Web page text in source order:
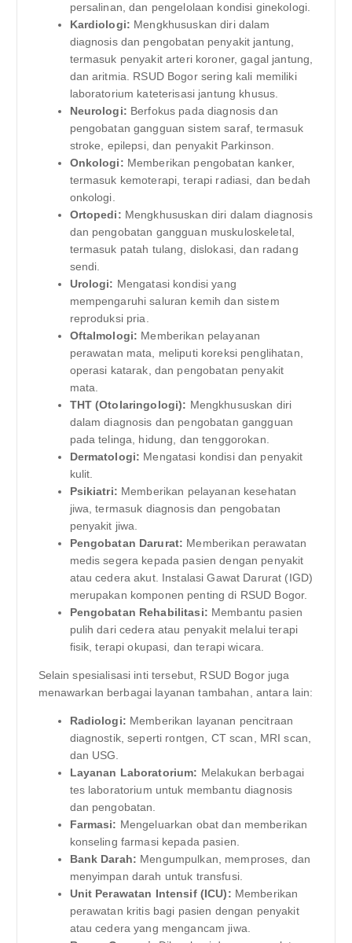
persalinan, dan pengelolaan kondisi ginekologi.
Kardiologi: Mengkhususkan diri dalam
diagnosis dan pengobatan penyakit jantung,
termasuk penyakit arteri koroner, gagal jantung,
dan aritmia. RSUD Bogor sering kali memiliki
laboratorium kateterisasi jantung khusus.
Neurologi: Berfokus pada diagnosis dan
pengobatan gangguan sistem saraf, termasuk
stroke, epilepsi, dan penyakit Parkinson.
Onkologi: Memberikan pengobatan kanker,
termasuk kemoterapi, terapi radiasi, dan bedah
onkologi.
Ortopedi: Mengkhususkan diri dalam diagnosis
dan pengobatan gangguan muskuloskeletal,
termasuk patah tulang, dislokasi, dan radang
sendi.
Urologi: Mengatasi kondisi yang
mempengaruhi saluran kemih dan sistem
reproduksi pria.
Oftalmologi: Memberikan pelayanan
perawatan mata, meliputi koreksi penglihatan,
operasi katarak, dan pengobatan penyakit
mata.
THT (Otolaringologi): Mengkhususkan diri
dalam diagnosis dan pengobatan gangguan
pada telinga, hidung, dan tenggorokan.
Dermatologi: Mengatasi kondisi dan penyakit
kulit.
Psikiatri: Memberikan pelayanan kesehatan
jiwa, termasuk diagnosis dan pengobatan
penyakit jiwa.
Pengobatan Darurat: Memberikan perawatan
medis segera kepada pasien dengan penyakit
atau cedera akut. Instalasi Gawat Darurat (IGD)
merupakan komponen penting di RSUD Bogor.
Pengobatan Rehabilitasi: Membantu pasien
pulih dari cedera atau penyakit melalui terapi
fisik, terapi okupasi, dan terapi wicara.
Selain spesialisasi inti tersebut, RSUD Bogor juga
menawarkan berbagai layanan tambahan, antara lain:
Radiologi: Memberikan layanan pencitraan
diagnostik, seperti rontgen, CT scan, MRI scan,
dan USG.
Layanan Laboratorium: Melakukan berbagai
tes laboratorium untuk membantu diagnosis
dan pengobatan.
Farmasi: Mengeluarkan obat dan memberikan
konseling farmasi kepada pasien.
Bank Darah: Mengumpulkan, memproses, dan
menyimpan darah untuk transfusi.
Unit Perawatan Intensif (ICU): Memberikan
perawatan kritis bagi pasien dengan penyakit
atau cedera yang mengancam jiwa.